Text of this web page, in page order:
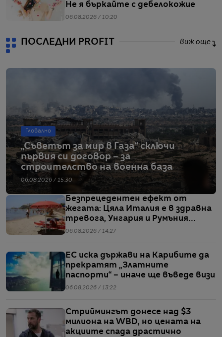
Не я бъркайте с дебелокожие
06.08.2026 / 10:20
ПОСЛЕДНИ PROFIT виж още
Глобално
„Съветът за мир в Газа“ сключи
първия си договор – за
строителство на военна база
06.08.2026 / 15:30
Безпрецедентен ефект от
жегата: Цяла Италия е в здравна
тревога, Унгария и Румъния
пестят електричество
06.08.2026 / 14:27
ЕС иска държави на Карибите да
прекратят „Златните
паспорти“ – иначе ще въведе визи
06.08.2026 / 13:22
Стриймингът донесе над $3
милиона на WBD, но цената на
акциите спада драстично